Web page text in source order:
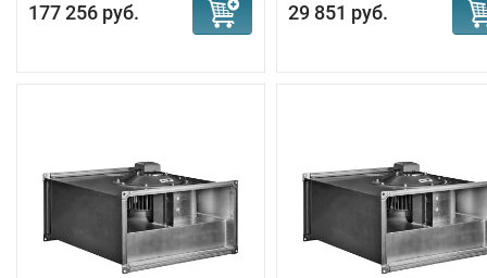
177 256 руб. 29 851 руб.